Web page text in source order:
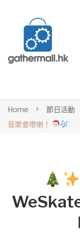
Home 節日活動
音樂會嚟喇！